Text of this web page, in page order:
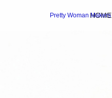
Pretty Woman Makers
HOME